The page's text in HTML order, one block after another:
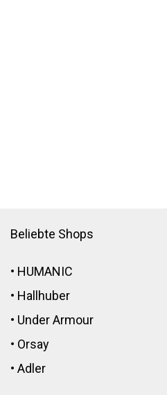
Beliebte Shops
• HUMANIC
• Hallhuber
• Under Armour
• Orsay
• Adler